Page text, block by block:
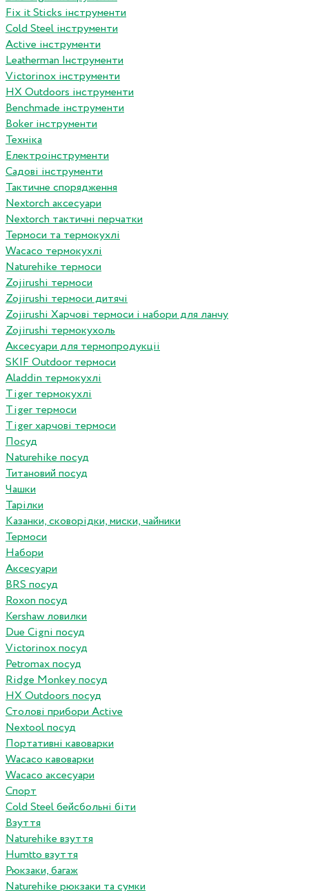
Fix it Sticks інструменти
Сold Steel інструменти
Active інструменти
Leatherman Інструменти
Victorinox інструменти
HX Outdoors інструменти
Benchmade інструменти
Boker інструменти
Техніка
Електроінструменти
Садові інструменти
Тактичне спорядження
Nextorch аксесуари
Nextorch тактичні перчатки
Термоси та термокухлі
Wacaco термокухлі
Naturehike термоси
Zojirushi термоси
Zojirushi термоси дитячі
Zojirushi Харчові термоси і набори для ланчу
Zojirushi термокухоль
Аксесуари для термопродукціі
SKIF Outdoor термоси
Aladdin термокухлі
Tiger термокухлі
Tiger термоси
Tiger харчові термоси
Посуд
Naturehike посуд
Титановий посуд
Чашки
Тарілки
Казанки, сковорідки, миски, чайники
Термоси
Набори
Аксесуари
BRS посуд
Roxon посуд
Kershaw ловилки
Due Cigni посуд
Victorinox посуд
Petromax посуд
Ridge Monkey посуд
HX Outdoors посуд
Столові прибори Active
Nextool посуд
Портативні кавоварки
Wacaco кавоварки
Wacaco аксесуари
Спорт
Cold Steel бейсбольні біти
Взуття
Naturehike взуття
Humtto взуття
Рюкзаки, багаж
Naturehike рюкзаки та сумки